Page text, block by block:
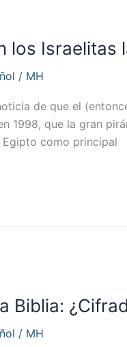
los Israelitas
/ MH
de que el
1998, que la gran
como principal
Biblia:
/ MH